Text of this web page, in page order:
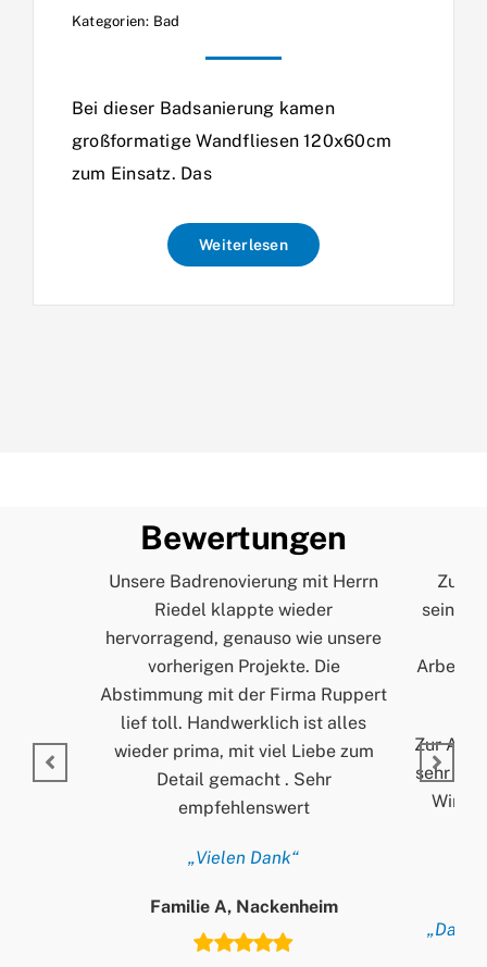
Kategorien: Bad
Bei dieser Badsanierung kamen
großformatige Wandfliesen 120x60cm
zum Einsatz. Das
Weiterlesen
Bewertungen
Unsere Badrenovierung mit Herrn
Riedel klappte wieder
hervorragend, genauso wie unsere
vorherigen Projekte. Die
Abstimmung mit der Firma Ruppert
lief toll. Handwerklich ist alles
wieder prima, mit viel Liebe zum
Detail gemacht . Sehr
empfehlenswert
„Vielen Dank“
Familie A, Nackenheim
Zur
seinem
Zur
sehr
Wir